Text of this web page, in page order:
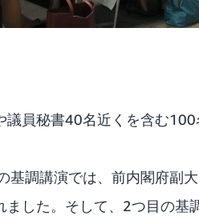
員秘書40名近くを含む
基調講演では、前内閣府副
した。そして、2つ目の基